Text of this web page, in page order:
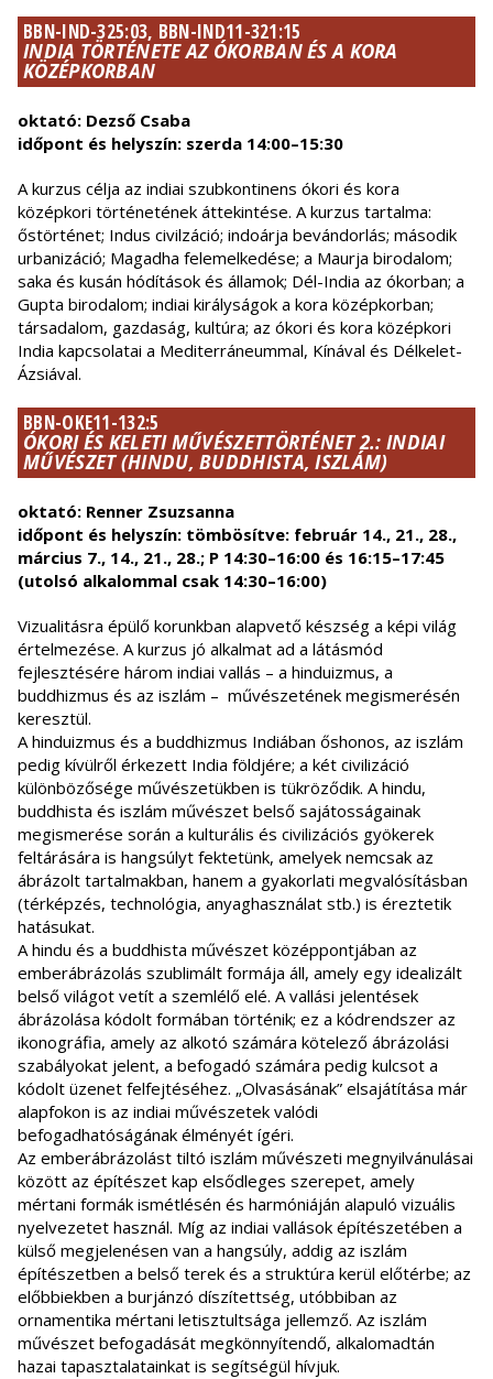
BBN-IND-325:03, BBN-IND11-321:15
INDIA TÖRTÉNETE AZ ÓKORBAN ÉS A KORA
KÖZÉPKORBAN
oktató: Dezső Csaba
időpont és helyszín: szerda 14:00–15:30
A kurzus célja az indiai szubkontinens ókori és kora
középkori történetének áttekintése. A kurzus tartalma:
őstörténet; Indus civilzáció; indoárja bevándorlás; második
urbanizáció; Magadha felemelkedése; a Maurja birodalom;
saka és kusán hódítások és államok; Dél-India az ókorban; a
Gupta birodalom; indiai királyságok a kora középkorban;
társadalom, gazdaság, kultúra; az ókori és kora középkori
India kapcsolatai a Mediterráneummal, Kínával és Délkelet-
Ázsiával.
BBN-OKE11-132:5
ÓKORI ÉS KELETI MŰVÉSZETTÖRTÉNET 2.: INDIAI
MŰVÉSZET (HINDU, BUDDHISTA, ISZLÁM)
oktató: Renner Zsuzsanna
időpont és helyszín: tömbösítve: február 14., 21., 28.,
március 7., 14., 21., 28.; P 14:30–16:00 és 16:15–17:45
(utolsó alkalommal csak 14:30–16:00)
Vizualitásra épülő korunkban alapvető készség a képi világ
értelmezése. A kurzus jó alkalmat ad a látásmód
fejlesztésére három indiai vallás – a hinduizmus, a
buddhizmus és az iszlám – művészetének megismerésén
keresztül.
A hinduizmus és a buddhizmus Indiában őshonos, az iszlám
pedig kívülről érkezett India földjére; a két civilizáció
különbözősége művészetükben is tükröződik. A hindu,
buddhista és iszlám művészet belső sajátosságainak
megismerése során a kulturális és civilizációs gyökerek
feltárására is hangsúlyt fektetünk, amelyek nemcsak az
ábrázolt tartalmakban, hanem a gyakorlati megvalósításban
(térképzés, technológia, anyaghasználat stb.) is éreztetik
hatásukat.
A hindu és a buddhista művészet középpontjában az
emberábrázolás szublimált formája áll, amely egy idealizált
belső világot vetít a szemlélő elé. A vallási jelentések
ábrázolása kódolt formában történik; ez a kódrendszer az
ikonográfia, amely az alkotó számára kötelező ábrázolási
szabályokat jelent, a befogadó számára pedig kulcsot a
kódolt üzenet felfejtéséhez. „Olvasásának” elsajátítása már
alapfokon is az indiai művészetek valódi
befogadhatóságának élményét ígéri.
Az emberábrázolást tiltó iszlám művészeti megnyilvánulásai
között az építészet kap elsődleges szerepet, amely
mértani formák ismétlésén és harmóniáján alapuló vizuális
nyelvezetet használ. Míg az indiai vallások építészetében a
külső megjelenésen van a hangsúly, addig az iszlám
építészetben a belső terek és a struktúra kerül előtérbe; az
előbbiekben a burjánzó díszítettség, utóbbiban az
ornamentika mértani letisztultsága jellemző. Az iszlám
művészet befogadását megkönnyítendő, alkalomadtán
hazai tapasztalatainkat is segítségül hívjuk.